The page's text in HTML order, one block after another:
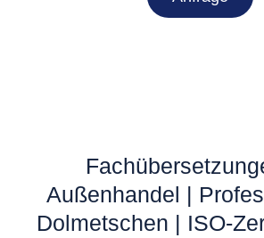
Außenhandel |
Dolmetschen | ISO-